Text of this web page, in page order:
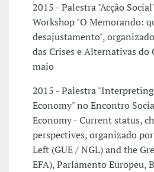
2015 - Palestra "Acção
Workshop "O Memorando:
desajustamento",
das Crises e Alternativas do
maio
2015 - Palestra
Economy" no Encontro
Economy - Current status,
perspectives, organizado
Left (GUE / NGL) and the
EFA), Parlamento Europeu,